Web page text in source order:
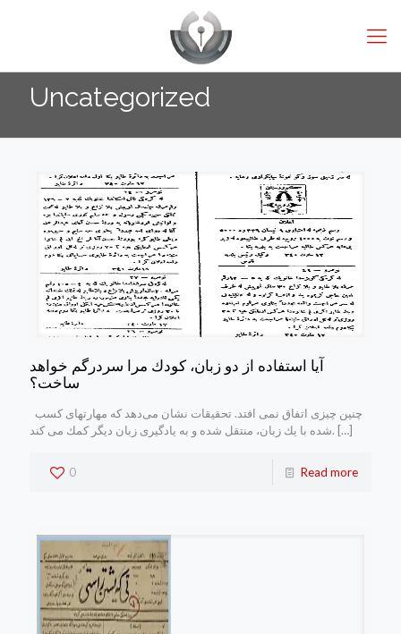
Uncategorized
آيا استفاده از دو زبان، كودك مرا سردرگم خواهد
ساخت؟
شده با يك زبان، منتقل شده و به يادگيری زبان ديگر كمك می كند. […]
0 Read more